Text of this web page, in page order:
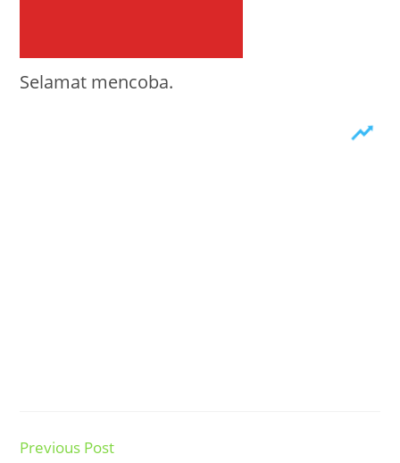
Selamat mencoba.
Read
Previous Post